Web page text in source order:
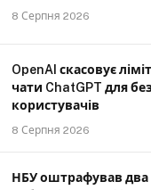
8 Серпня 2026
OpenAI скасовує
чати ChatGPT для
користувачів
8 Серпня 2026
НБУ оштрафував два